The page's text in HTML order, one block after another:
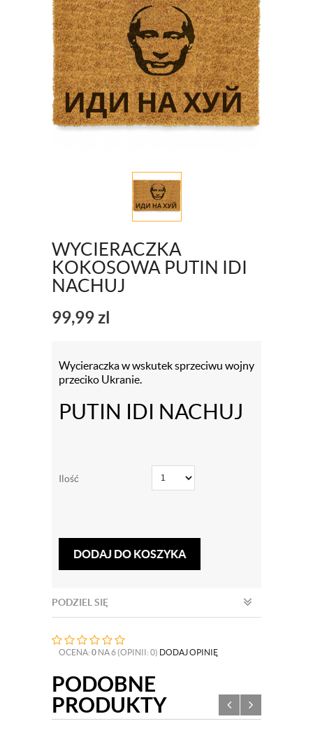
WYCIERACZKA
KOKOSOWA PUTIN IDI
NACHUJ
99,99zl
Wycieraczka w wskutek sprzeciwu wojny
przeciko Ukranie.
PUTIN IDI NACHUJ
Ilość
DODAJ DO KOSZYKA
PODZIEL SIĘ
OCENA: 0 NA 6 (OPINII: 0) DODAJ OPINIĘ
PODOBNE
PRODUKTY